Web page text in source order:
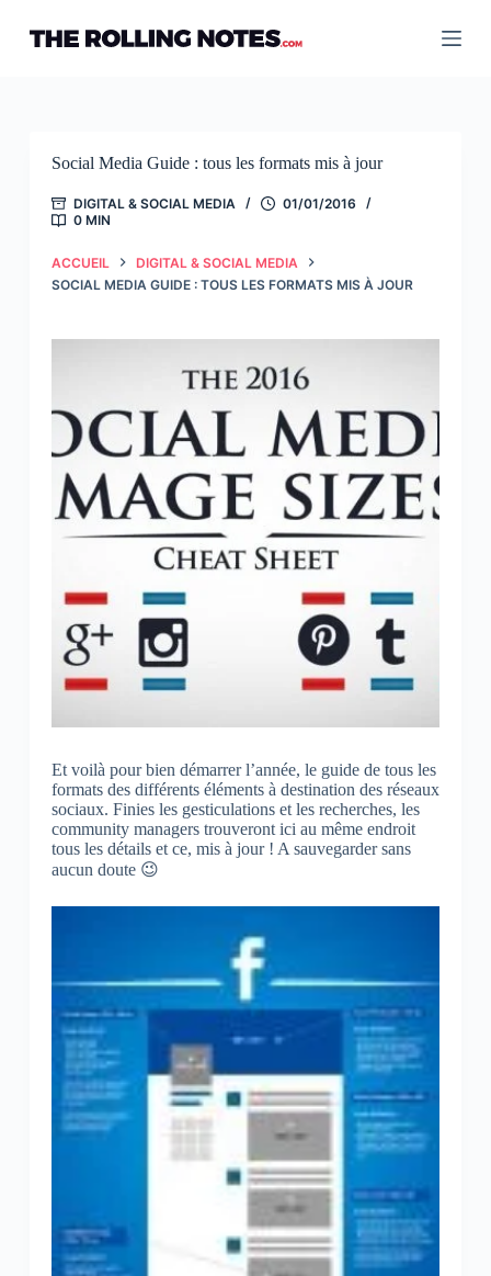
contenu
Social Media Guide : tous les formats mis à jour
DIGITAL & SOCIAL MEDIA
01/01/2016
0 MIN
ACCUEIL
DIGITAL & SOCIAL MEDIA
SOCIAL MEDIA GUIDE : TOUS LES FORMATS MIS À JOUR
Et voilà pour bien démarrer l’année, le guide de tous les
formats des différents éléments à destination des réseaux
sociaux. Finies les gesticulations et les recherches, les
community managers trouveront ici au même endroit
tous les détails et ce, mis à jour ! A sauvegarder sans
aucun doute 😉